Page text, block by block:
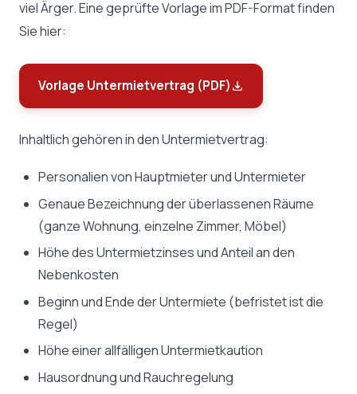
viel Ärger. Eine geprüfte Vorlage im PDF-Format finden
Sie hier:
Vorlage Untermietvertrag (PDF)
Inhaltlich gehören in den Untermietvertrag:
Personalien von Hauptmieter und Untermieter
Genaue Bezeichnung der überlassenen Räume
(ganze Wohnung, einzelne Zimmer, Möbel)
Höhe des Untermietzinses und Anteil an den
Nebenkosten
Beginn und Ende der Untermiete (befristet ist die
Regel)
Höhe einer allfälligen Untermietkaution
Hausordnung und Rauchregelung